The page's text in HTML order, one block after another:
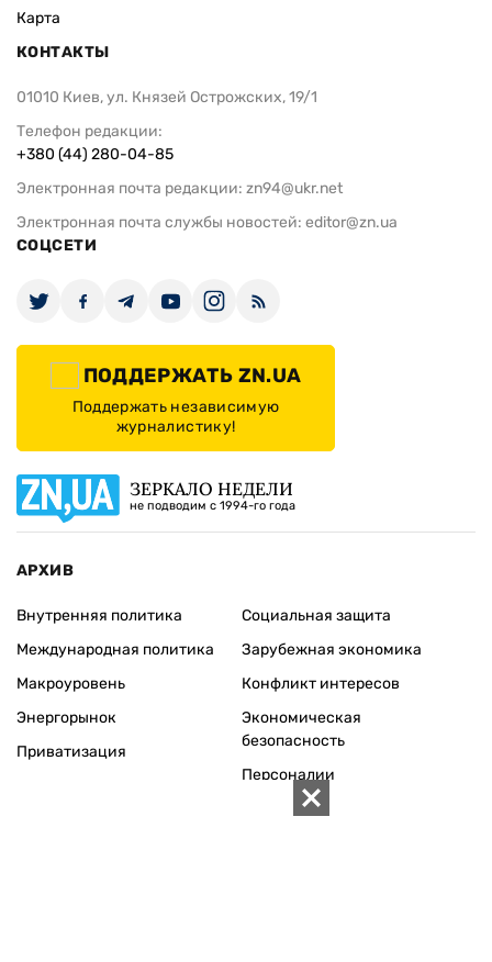
Карта
КОНТАКТЫ
01010 Киев, ул. Князей Острожских, 19/1
Телефон редакции:
+380 (44) 280-04-85
Электронная почта редакции: zn94@ukr.net
Электронная почта службы новостей: editor@zn.ua
СОЦСЕТИ
ПОДДЕРЖАТЬ ZN.UA
Поддержать независимую
журналистику!
ЗЕРКАЛО НЕДЕЛИ
не подводим с 1994-го года
АРХИВ
Внутренняя политика
Международная политика
Макроуровень
Энергорынок
Приватизация
Социальная защита
Зарубежная экономика
Конфликт интересов
Экономическая
безопасность
Персоналии
История